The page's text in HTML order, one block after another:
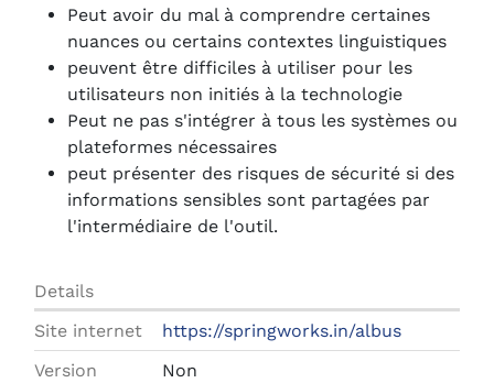
Peut avoir du mal à comprendre certaines
nuances ou certains contextes linguistiques
peuvent être difficiles à utiliser pour les
utilisateurs non initiés à la technologie
Peut ne pas s'intégrer à tous les systèmes ou
plateformes nécessaires
peut présenter des risques de sécurité si des
informations sensibles sont partagées par
l'intermédiaire de l'outil.
Details
Site internet
https://springworks.in/albus
Version
Non